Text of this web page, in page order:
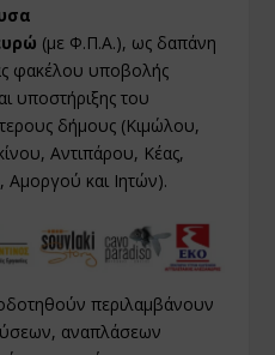
(με Φ.Π.Α.), ως δαπάνη
φακέλου υποβολής
υποστήριξης του
δήμους (Κιμώλου,
Αντιπάρου, Κέας,
και Ιητών).
περιλαμβάνουν
αναπλάσεων